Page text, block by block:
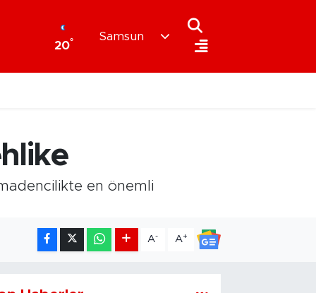
20°
Samsun
en önemli
A- A+